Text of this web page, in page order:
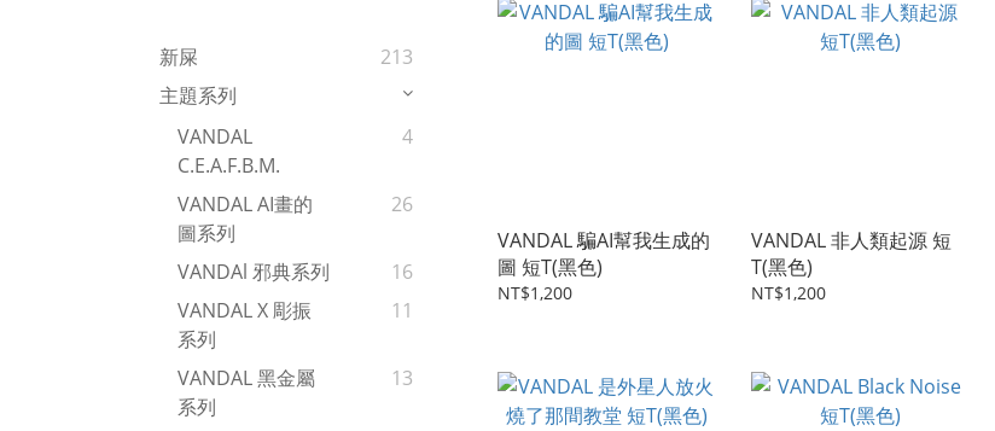
新屎
213
主題系列
VANDAL
C.E.A.F.B.M.
4
VANDAL AI畫的
圖系列
26
VANDAl 邪典系列
16
VANDAL X 彫振
系列
11
VANDAL 黑金屬
系列
13
VANDAL 騙AI幫我生成的
圖 短T(黑色)
NT$1,200
VANDAL 非人類起源 短
T(黑色)
NT$1,200